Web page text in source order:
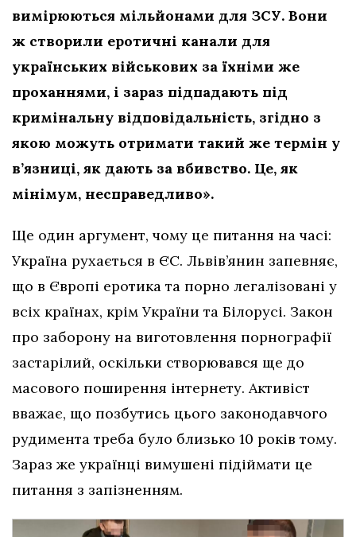
вимірюються мільйонами для ЗСУ. Вони
ж створили еротичні канали для
українських військових за їхніми же
проханнями, і зараз підпадають під
кримінальну відповідальність, згідно з
якою можуть отримати такий же термін у
в’язниці, як дають за вбивство. Це, як
мінімум, несправедливо».
Ще один аргумент, чому це питання на часі:
Україна рухається в ЄС. Львів’янин запевняє,
що в Європі еротика та порно легалізовані у
всіх країнах, крім України та Білорусі. Закон
про заборону на виготовлення порнографії
застарілий, оскільки створювався ще до
масового поширення інтернету. Активіст
вважає, що позбутись цього законодавчого
рудимента треба було близько 10 років тому.
Зараз же українці вимушені підіймати це
питання з запізненням.